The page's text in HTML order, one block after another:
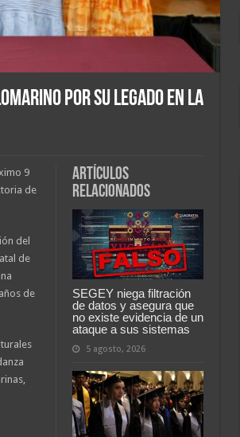
por su legado en la
Artículos
relacionados
SEGEY niega filtración
de datos y asegura que
no existe evidencia de un
ataque a sus sistemas
5 agosto, 2026
9
de
del
de
de